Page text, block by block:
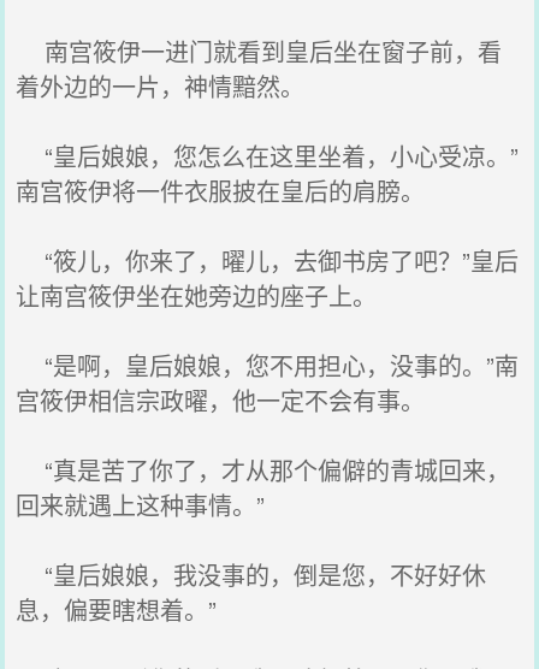
南宫筱伊一进门就看到皇后坐在窗子前，看
着外边的一片，神情黯然。
“皇后娘娘，您怎么在这里坐着，小心受凉。”
南宫筱伊将一件衣服披在皇后的肩膀。
“筱儿，你来了，曜儿，去御书房了吧？”皇后
让南宫筱伊坐在她旁边的座子上。
“是啊，皇后娘娘，您不用担心，没事的。”南
宫筱伊相信宗政曜，他一定不会有事。
“真是苦了你了，才从那个偏僻的青城回来，
回来就遇上这种事情。”
“皇后娘娘，我没事的，倒是您，不好好休
息，偏要瞎想着。”